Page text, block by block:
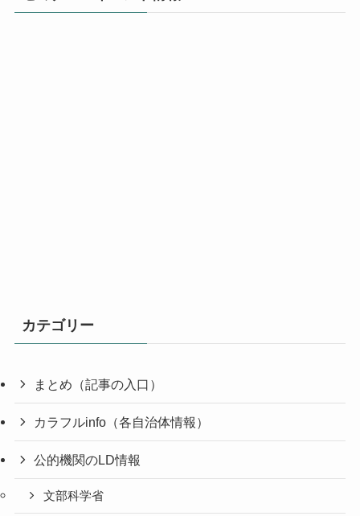
カテゴリー
まとめ（記事の入口）
カラフルinfo（各自治体情報）
公的機関のLD情報
文部科学省